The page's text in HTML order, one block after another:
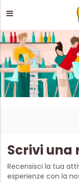
Scrivi una
Recensisci la tua
esperienze con la